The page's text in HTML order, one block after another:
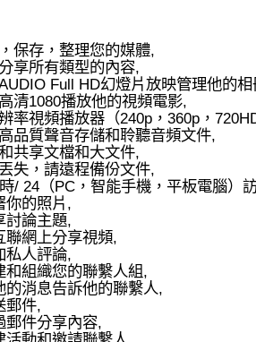
保存，整理您的媒體,
享所有類型的內容,
Full HD幻燈片放映管理他的相
清1080播放他的視頻電影,
率視頻播放器（240p，360p，
品質聲音存儲和聆聽音頻文件,
共享文檔和大文件,
失，請遠程備份文件,
/ 24（PC，智能手機，平板電腦）
你的照片,
討論主題,
聯網上分享視頻,
私人評論,
和組織您的聯繫人組,
的消息告訴他的聯繫人,
郵件,
郵件分享內容,